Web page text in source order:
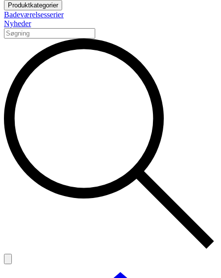
Produktkategorier
Badeværelsesserier
Nyheder